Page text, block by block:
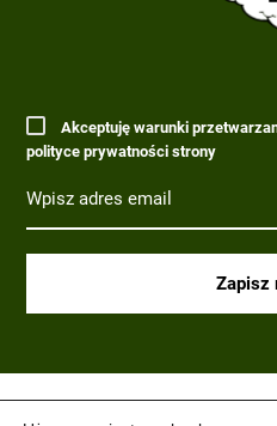
Akceptuję warunki
polityce prywatności strony
(C) 2017-2022